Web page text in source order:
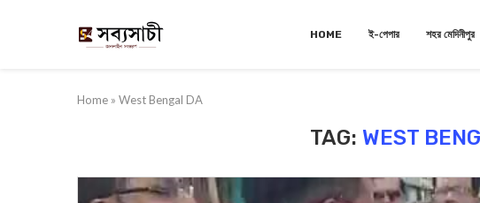
HOME ই-পেপার শহর মেদিনীপুর
Home » West Bengal DA
TAG: WEST